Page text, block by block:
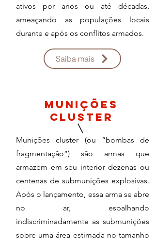
ativos por anos ou até décadas,
ameaçando as populações locais
durante e após os conflitos armados.
Saiba mais
Munições
cluster
Munições cluster (ou “bombas de
fragmentação”) são armas que
armazem em seu interior dezenas ou
centenas de submunições explosivas.
Após o lançamento, essa arma se abre
no ar, espalhando
indiscriminadamente as submunições
sobre uma área estimada no tamanho